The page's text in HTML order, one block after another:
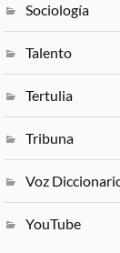
Sociología
Talento
Tertulia
Tribuna
Voz
YouTube